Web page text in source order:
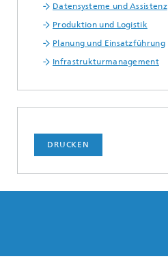
Datensysteme und Assistenz
Produktion und Logistik
Planung und Einsatzführung
Infrastrukturmanagement
DRUCKEN